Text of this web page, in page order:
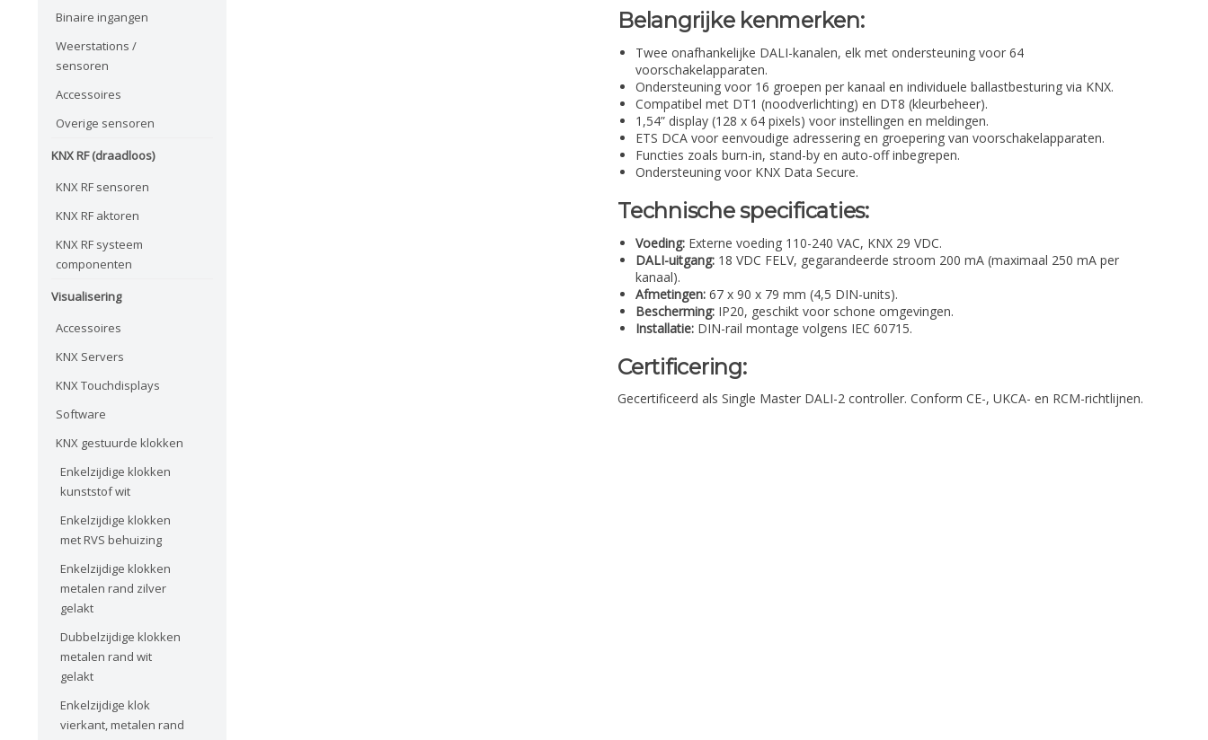
Binaire ingangen
Weerstations /
sensoren
Accessoires
Overige sensoren
KNX RF (draadloos)
KNX RF sensoren
KNX RF aktoren
KNX RF systeem
componenten
Visualisering
Accessoires
KNX Servers
KNX Touchdisplays
Software
KNX gestuurde klokken
Enkelzijdige klokken
kunststof wit
Enkelzijdige klokken
met RVS behuizing
Enkelzijdige klokken
metalen rand zilver
gelakt
Dubbelzijdige klokken
metalen rand wit
gelakt
Enkelzijdige klok
vierkant, metalen rand
Belangrijke kenmerken:
Twee onafhankelijke DALI-kanalen, elk met ondersteuning voor 64
voorschakelapparaten.
Ondersteuning voor 16 groepen per kanaal en individuele ballastbesturing via KNX.
Compatibel met DT1 (noodverlichting) en DT8 (kleurbeheer).
1,54” display (128 x 64 pixels) voor instellingen en meldingen.
ETS DCA voor eenvoudige adressering en groepering van voorschakelapparaten.
Functies zoals burn-in, stand-by en auto-off inbegrepen.
Ondersteuning voor KNX Data Secure.
Technische specificaties:
Voeding: Externe voeding 110-240 VAC, KNX 29 VDC.
DALI-uitgang: 18 VDC FELV, gegarandeerde stroom 200 mA (maximaal 250 mA per
kanaal).
Afmetingen: 67 x 90 x 79 mm (4,5 DIN-units).
Bescherming: IP20, geschikt voor schone omgevingen.
Installatie: DIN-rail montage volgens IEC 60715.
Certificering:
Gecertificeerd als Single Master DALI-2 controller. Conform CE-, UKCA- en RCM-richtlijnen.